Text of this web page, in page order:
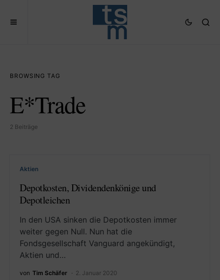
BROWSING TAG
E*Trade
2 Beiträge
Aktien
Depotkosten, Dividendenkönige und
Depotleichen
In den USA sinken die Depotkosten immer
weiter gegen Null. Nun hat die
Fondsgesellschaft Vanguard angekündigt,
Aktien und…
von Tim Schäfer 2. Januar 2020